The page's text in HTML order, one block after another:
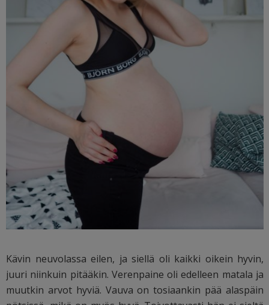
Kävin neuvolassa eilen, ja siellä oli kaikki oikein hyvin,
juuri niinkuin pitääkin. Verenpaine oli edelleen matala ja
muutkin arvot hyviä. Vauva on tosiaankin pää alaspäin